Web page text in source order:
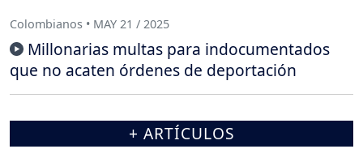
Colombianos • MAY 21 / 2025
Millonarias multas para indocumentados
que no acaten órdenes de deportación
+ ARTÍCULOS